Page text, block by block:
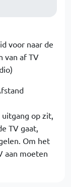
voor naar de
van af TV
op zit,
TV gaat,
Om het
aan moeten